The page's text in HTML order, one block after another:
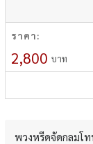
ราคา:
2,800 บาท
พวงหรีดจัดกลมโท